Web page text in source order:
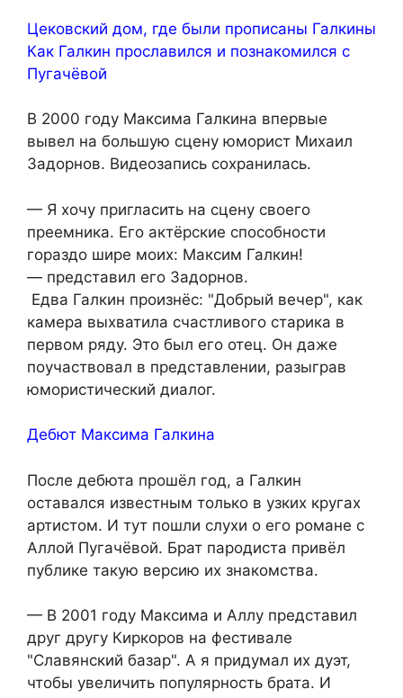
Цековский дом, где были прописаны Галкины
Как Галкин прославился и познакомился с
Пугачёвой
В 2000 году Максима Галкина впервые
вывел на большую сцену юморист Михаил
Задорнов. Видеозапись сохранилась.
— Я хочу пригласить на сцену своего
преемника. Его актёрские способности
гораздо шире моих: Максим Галкин!
— представил его Задорнов.
Едва Галкин произнёс: "Добрый вечер", как
камера выхватила счастливого старика в
первом ряду. Это был его отец. Он даже
поучаствовал в представлении, разыграв
юмористический диалог.
Дебют Максима Галкина
После дебюта прошёл год, а Галкин
оставался известным только в узких кругах
артистом. И тут пошли слухи о его романе с
Аллой Пугачёвой. Брат пародиста привёл
публике такую версию их знакомства.
— В 2001 году Максима и Аллу представил
друг другу Киркоров на фестивале
"Славянский базар". А я придумал их дуэт,
чтобы увеличить популярность брата. И